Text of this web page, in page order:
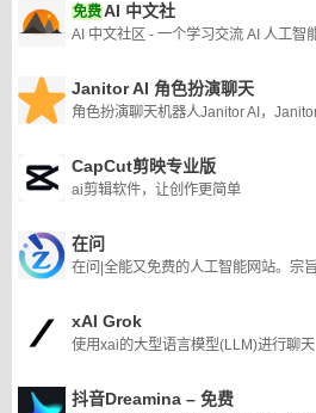
免费AI 中文社
Janitor AI 角色扮演聊天
CapCut剪映专业版
ai剪辑软件，让创作更简单
在问
xAI Grok
使用xai的大型语言模型(LLM)进行聊天
抖音Dreamina – 免费